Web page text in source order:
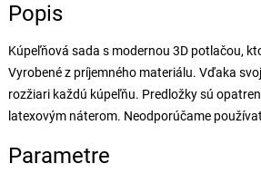
Popis
Kúpeľňová sada s modernou 3D potlačou,
Vyrobené z príjemného materiálu. Vďaka
rozžiari každú kúpeľňu. Predložky sú
latexovým náterom. Neodporúčame
Parametre